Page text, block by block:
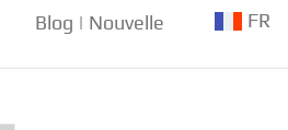
Blog | Nouvelle FR